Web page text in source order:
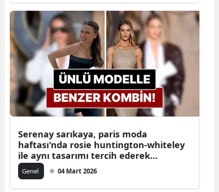
Serenay sarıkaya, paris moda
haftası'nda rosie huntington-whiteley
ile aynı tasarımı tercih ederek
dikkatleri üzerine çekti mi?
Genel 04 Mart 2026